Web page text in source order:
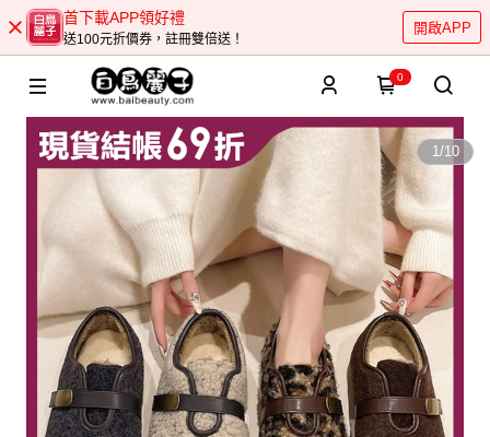
首下載APP領好禮
送100元折價券，註冊雙倍送！
開啟APP
0
1/10